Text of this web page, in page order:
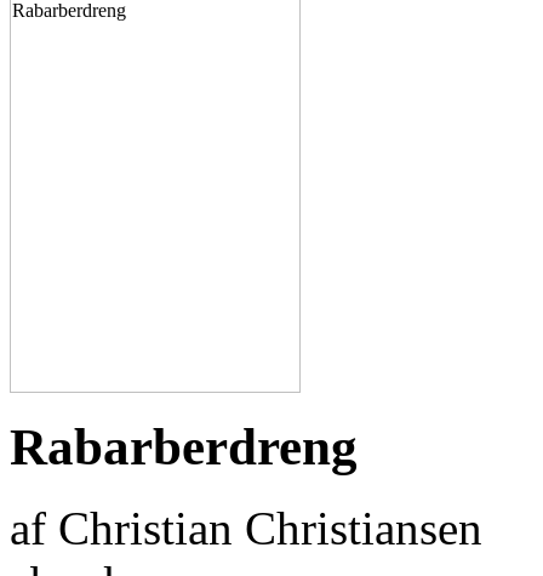
Rabarberdreng
af Christian Christiansen